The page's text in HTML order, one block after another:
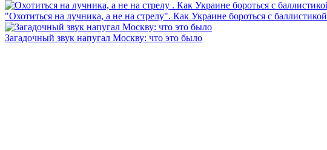
"Охотиться на лучника, а не на стрелу". Как Украине бороться с баллистикой
Загадочный звук напугал Москву: что это было